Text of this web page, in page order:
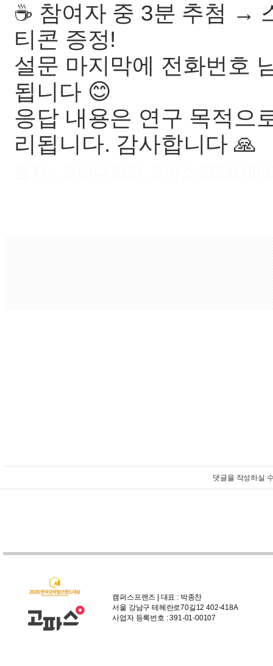
☕ 참여자 중 3분 추첨 →
티콘 증정!
설문 마지막에 전화번호
됩니다 😊
응답 내용은 연구 목적으
리됩니다. 감사합니다 🙏
댓글을 작성하실
캠퍼스프렌즈 | 대표 : 박종찬
서울 강남구 테헤란로70길12 402-418A
사업자 등록번호 : 391-01-00107